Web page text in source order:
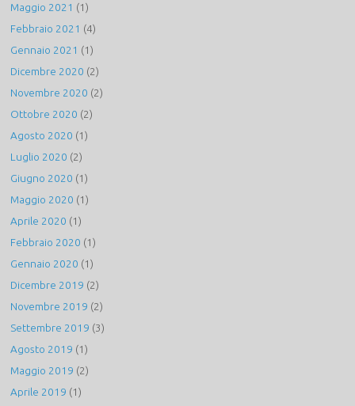
Maggio 2021 (1)
Febbraio 2021 (4)
Gennaio 2021 (1)
Dicembre 2020 (2)
Novembre 2020 (2)
Ottobre 2020 (2)
Agosto 2020 (1)
Luglio 2020 (2)
Giugno 2020 (1)
Maggio 2020 (1)
Aprile 2020 (1)
Febbraio 2020 (1)
Gennaio 2020 (1)
Dicembre 2019 (2)
Novembre 2019 (2)
Settembre 2019 (3)
Agosto 2019 (1)
Maggio 2019 (2)
Aprile 2019 (1)